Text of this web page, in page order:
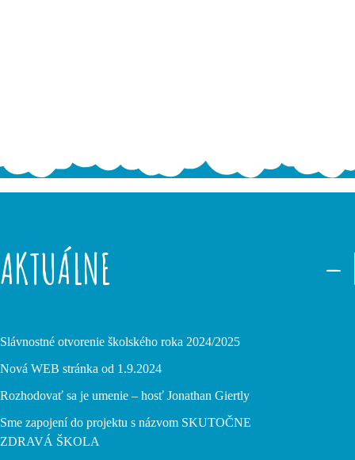
AKTUÁLNE
Slávnostné otvorenie školského roka 2024/2025
Nová WEB stránka od 1.9.2024
Rozhodovať sa je umenie – hosť Jonathan Giertly
Sme zapojení do projektu s názvom SKUTOČNE
ZDRAVÁ ŠKOLA
–